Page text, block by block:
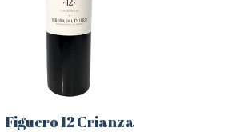
producto
Figuero 12 Crianza